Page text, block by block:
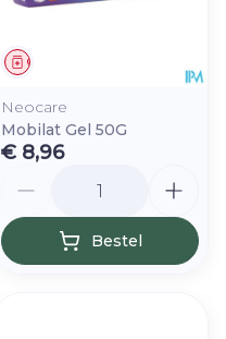
Geneesmiddel
Neocare
Mobilat Gel 50G
€ 8,96
Bestel